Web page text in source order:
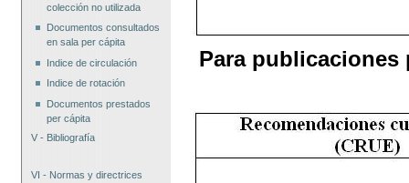
colección no utilizada
Documentos consultados
en sala per cápita
Indice de circulación
Indice de rotación
Documentos prestados
per cápita
V - Bibliografía
VI - Normas y directrices
Para publicaciones